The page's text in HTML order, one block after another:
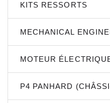
KITS RESSORTS
MECHANICAL
MOTEUR
P4 PANHARD